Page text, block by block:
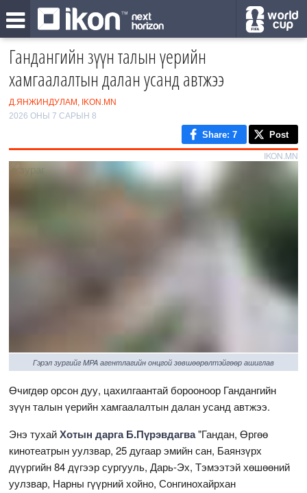
Гандангийн зүүн талын үерийн
хамгаалалтын далан усанд автжээ
Д.ЯНЖИНДУЛАМ, IKON.MN
2026 ОНЫ 7 САРЫН 8
Share: 7 Post
IKON.MN
Гэрэл зургийг MPA агентлагийн онцгой зөвшөөрөлтэйгөөр ашиглав
Өчигдөр орсон дуу, цахилгаантай борооноор Гандангийн
зүүн талын үерийн хамгаалалтын далан усанд автжээ.
Энэ тухайХотын дарга Б.Пүрэвдагва"Гандан, Өргөө
кинотеатрын уулзвар, 25 дугаар эмийн сан, Баянзүрх
дүүргийн 84 дүгээр сургууль, Дарь-Эх, Тэмээтэй хөшөөний
уулзвар, Нарны гүүрний хойно, Сонгинохайрхан